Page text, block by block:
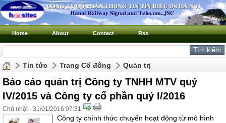
Home About Contact Rss
Tin tức Trang Cổ đông Quản trị
Báo cáo quản trị Công ty TNHH MTV quý
IV/2015 và Công ty cổ phần quý I/2016
Chủ nhật - 31/01/2016 07:31
Công ty chính thức chuyển hoạt động từ mô hình